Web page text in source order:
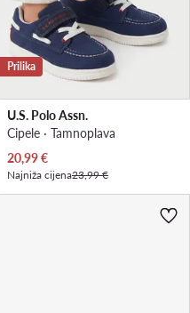
Prilika
U.S. Polo Assn.
Cipele · Tamnoplava
Trenutna cijena
20,99€
Najniža cijena23,99 €